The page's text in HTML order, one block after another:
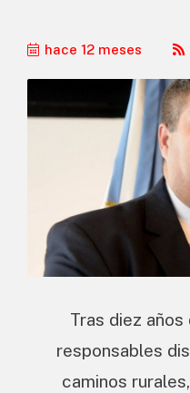
hace 12 meses
Tras diez
responsables
caminos